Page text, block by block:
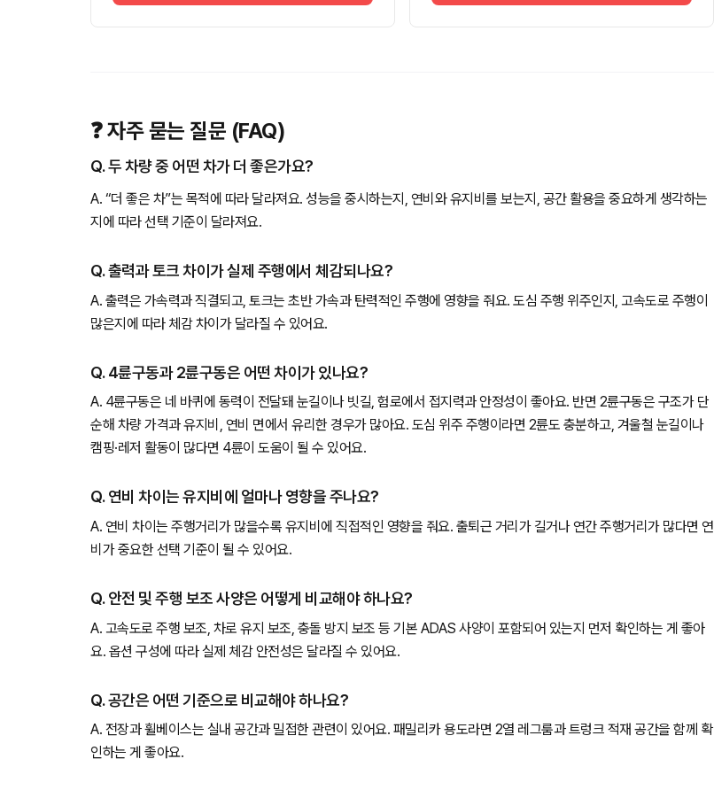
❓ 자주 묻는 질문 (FAQ)
Q. 두 차량 중 어떤 차가 더 좋은가요?
A. “더 좋은 차”는 목적에 따라 달라져요. 성능을 중시하는지, 연비와 유지비를 보는지, 공간 활용을 중요하게 생각하는
지에 따라 선택 기준이 달라져요.
Q. 출력과 토크 차이가 실제 주행에서 체감되나요?
A. 출력은 가속력과 직결되고, 토크는 초반 가속과 탄력적인 주행에 영향을 줘요. 도심 주행 위주인지, 고속도로 주행이
많은지에 따라 체감 차이가 달라질 수 있어요.
Q. 4륜구동과 2륜구동은 어떤 차이가 있나요?
A. 4륜구동은 네 바퀴에 동력이 전달돼 눈길이나 빗길, 험로에서 접지력과 안정성이 좋아요. 반면 2륜구동은 구조가 단
순해 차량 가격과 유지비, 연비 면에서 유리한 경우가 많아요. 도심 위주 주행이라면 2륜도 충분하고, 겨울철 눈길이나
캠핑·레저 활동이 많다면 4륜이 도움이 될 수 있어요.
Q. 연비 차이는 유지비에 얼마나 영향을 주나요?
A. 연비 차이는 주행거리가 많을수록 유지비에 직접적인 영향을 줘요. 출퇴근 거리가 길거나 연간 주행거리가 많다면 연
비가 중요한 선택 기준이 될 수 있어요.
Q. 안전 및 주행 보조 사양은 어떻게 비교해야 하나요?
A. 고속도로 주행 보조, 차로 유지 보조, 충돌 방지 보조 등 기본 ADAS 사양이 포함되어 있는지 먼저 확인하는 게 좋아
요. 옵션 구성에 따라 실제 체감 안전성은 달라질 수 있어요.
Q. 공간은 어떤 기준으로 비교해야 하나요?
A. 전장과 휠베이스는 실내 공간과 밀접한 관련이 있어요. 패밀리카 용도라면 2열 레그룸과 트렁크 적재 공간을 함께 확
인하는 게 좋아요.